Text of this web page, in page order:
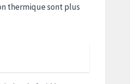
thermique sont plus